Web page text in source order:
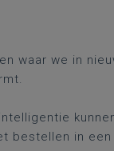
waar we in
bestellen in